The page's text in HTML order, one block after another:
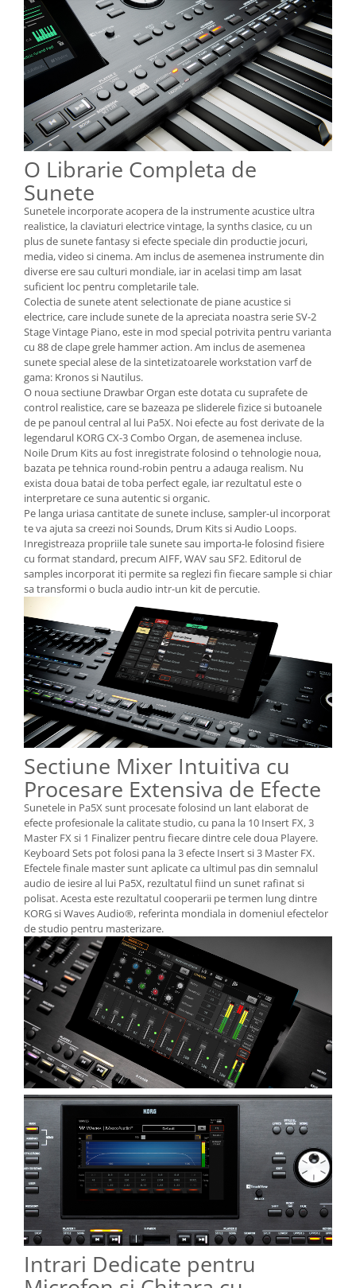
O Librarie Completa de
Sunete
Sunetele incorporate acopera de la instrumente acustice ultra
realistice, la claviaturi electrice vintage, la synths clasice, cu un
plus de sunete fantasy si efecte speciale din productie jocuri,
media, video si cinema. Am inclus de asemenea instrumente din
diverse ere sau culturi mondiale, iar in acelasi timp am lasat
suficient loc pentru completarile tale.
Colectia de sunete atent selectionate de piane acustice si
electrice, care include sunete de la apreciata noastra serie SV-2
Stage Vintage Piano, este in mod special potrivita pentru varianta
cu 88 de clape grele hammer action. Am inclus de asemenea
sunete special alese de la sintetizatoarele workstation varf de
gama: Kronos si Nautilus.
O noua sectiune Drawbar Organ este dotata cu suprafete de
control realistice, care se bazeaza pe sliderele fizice si butoanele
de pe panoul central al lui Pa5X. Noi efecte au fost derivate de la
legendarul KORG CX-3 Combo Organ, de asemenea incluse.
Noile Drum Kits au fost inregistrate folosind o tehnologie noua,
bazata pe tehnica round-robin pentru a adauga realism. Nu
exista doua batai de toba perfect egale, iar rezultatul este o
interpretare ce suna autentic si organic.
Pe langa uriasa cantitate de sunete incluse, sampler-ul incorporat
te va ajuta sa creezi noi Sounds, Drum Kits si Audio Loops.
Inregistreaza propriile tale sunete sau importa-le folosind fisiere
cu format standard, precum AIFF, WAV sau SF2. Editorul de
samples incorporat iti permite sa reglezi fin fiecare sample si chiar
sa transformi o bucla audio intr-un kit de percutie.
Sectiune Mixer Intuitiva cu
Procesare Extensiva de Efecte
Sunetele in Pa5X sunt procesate folosind un lant elaborat de
efecte profesionale la calitate studio, cu pana la 10 Insert FX, 3
Master FX si 1 Finalizer pentru fiecare dintre cele doua Playere.
Keyboard Sets pot folosi pana la 3 efecte Insert si 3 Master FX.
Efectele finale master sunt aplicate ca ultimul pas din semnalul
audio de iesire al lui Pa5X, rezultatul fiind un sunet rafinat si
polisat. Acesta este rezultatul cooperarii pe termen lung dintre
KORG si Waves Audio®, referinta mondiala in domeniul efectelor
de studio pentru masterizare.
Intrari Dedicate pentru